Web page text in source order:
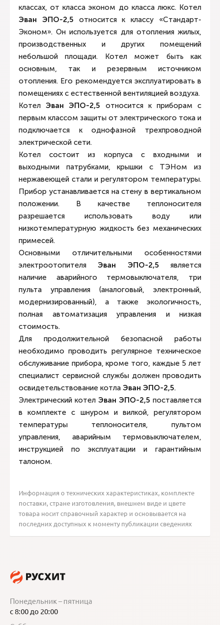
классах, от класса эконом до класса люкс. Котел
Эван ЭПО-2,5 относится к классу «Стандарт-
Эконом». Он используется для отопления жилых,
производственных и других помещений
небольшой площади. Котел может быть как
основным, так и резервным источником
отопления. Его рекомендуется эксплуатировать в
помещениях с естественной вентиляцией воздуха.
КотелЭван ЭПО-2,5 относится к приборам с
первым классом защиты от электрического тока и
подключается к однофазной трехпроводной
электрической сети.
Котел состоит из корпуса с входными и
выходными патрубками, крышки с ТЭНом из
нержавеющей стали и регулятором температуры.
Прибор устанавливается на стену в вертикальном
положении. В качестве теплоносителя
разрешается использовать воду или
низкотемпературную жидкость без механических
примесей.
Основными отличительными особенностями
электроотопителяЭван ЭПО-2,5 является
наличие аварийного термовыключателя, три
пульта управления (аналоговый, электронный,
модернизированный), а также экологичность,
полная автоматизация управления и низкая
стоимость.
Для продолжительной безопасной работы
необходимо проводить регулярное техническое
обслуживание прибора, кроме того, каждые 5 лет
специалист сервисной службы должен проводить
освидетельствование котла Эван ЭПО-2,5.
Электрический котел Эван ЭПО-2,5 поставляется
в комплекте с шнуром и вилкой, регулятором
температуры теплоносителя, пультом
управления, аварийным термовыключателем,
инструкцией по эксплуатации и гарантийным
талоном.
Информация о технических характеристиках, комплекте
поставки, стране изготовления, внешнем виде и цвете
товара носит справочный характер и основывается на
последних доступных к моменту публикации сведениях
Понедельник – пятница
с 8:00 до 20:00